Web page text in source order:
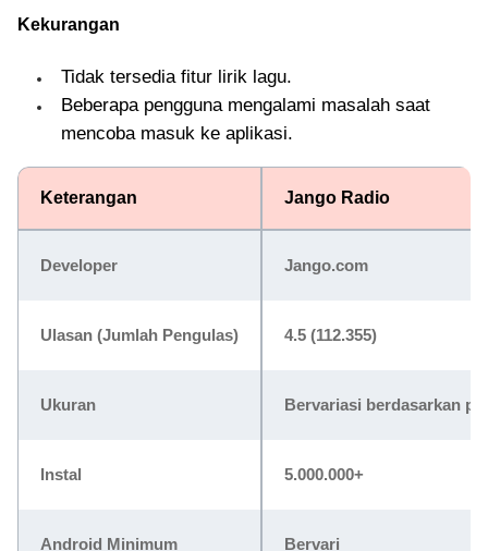
Kekurangan
Tidak tersedia fitur lirik lagu.
Beberapa pengguna mengalami masalah saat
mencoba masuk ke aplikasi.
Keterangan Jango Radio
Developer Jango.com
Ulasan (Jumlah Pengulas) 4.5 (112.355)
Ukuran Bervariasi berdasarkan
Instal 5.000.000+
Android Minimum Bervari